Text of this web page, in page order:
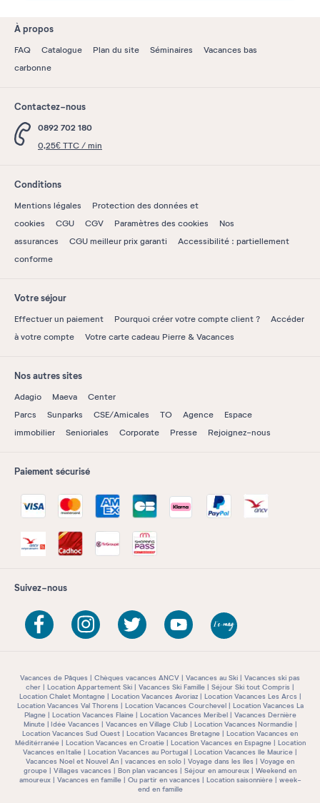
À propos
FAQ Catalogue Plan du site Séminaires
Vacances bas
carbonne
Contactez-nous
0892 702 180
0,25€ TTC / min
Conditions
Mentions légales
Protection des données et
cookies
CGU CGV Paramètres des cookies
Nos
assurances
CGU meilleur prix garanti
Accessibilité : partiellement
conforme
Votre séjour
Effectuer un paiement Pourquoi créer votre compte client ?
Accéder
à votre compte
Votre carte cadeau Pierre & Vacances
Nos autres sites
Adagio Maeva
Center
Parcs
Sunparks CSE/Amicales TO Agence
Espace
immobilier
Senioriales Corporate Presse Rejoignez-nous
Paiement sécurisé
Suivez-nous
Vacances de Pâques Chèques vacances ANCV Vacances au Ski
Vacances ski pas
cher
Location Appartement Ski Vacances Ski Famille
Séjour Ski tout Compris
Location Chalet Montagne
Location Vacances Avoriaz
Location Vacances Les Arcs
Location Vacances Val Thorens
Location Vacances Courchevel
Location Vacances La
Plagne
Location Vacances Flaine Location Vacances Meribel
Vacances Dernière
Minute
Idée Vacances Vacances en Village Club
Location Vacances Normandie
Location Vacances Sud Ouest
Location Vacances Bretagne
Location Vacances en
Méditérranée
Location Vacances en Croatie Location Vacances en Espagne
Location
Vacances en Italie
Location Vacances au Portugal
Location Vacances île Maurice
Vacances Noel et Nouvel An
vacances en solo Voyage dans les îles
Voyage en
groupe
Villages vacances Bon plan vacances Séjour en amoureux
Weekend en
amoureux
Vacances en famille Ou partir en vacances Location saisonnière
week-
end en famille